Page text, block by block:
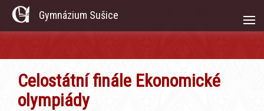
Gymnázium Sušice
Celostátní finále Ekonomické
olympiády